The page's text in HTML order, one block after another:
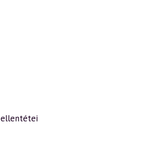
ellentétei